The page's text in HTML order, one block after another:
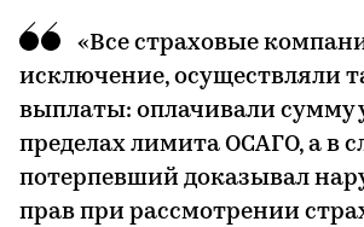
«Все страховые
исключение, осуществляли
выплаты: оплачивали сумму
пределах лимита ОСАГО, а в
потерпевший доказывал
прав при рассмотрении